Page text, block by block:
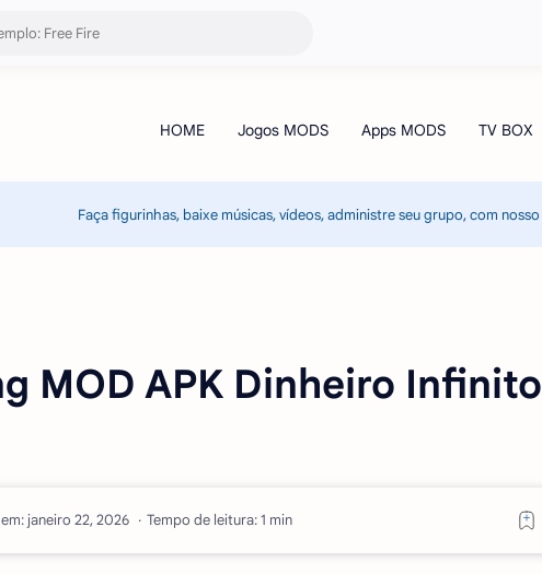
Faça figurinhas, baixe músicas, vídeos, administre seu grupo, com nosso
MOD APK Dinheiro Infinito
Tempo de leitura: 1 min